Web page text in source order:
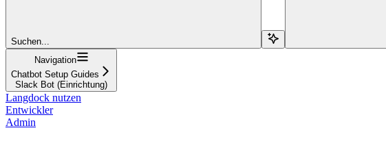
Suchen...
Navigation
Chatbot Setup Guides
Slack Bot (Einrichtung)
Langdock nutzen
Entwickler
Admin